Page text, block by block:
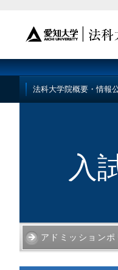
法科大学院概要・情報
入
アドミッションポ